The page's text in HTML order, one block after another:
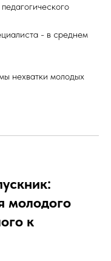
- в среднем
нехватки молодых
молодого
к